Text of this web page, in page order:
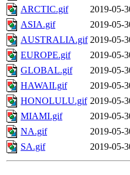
ARCTIC.gif
2019-05-
ASIA.gif
2019-05-
AUSTRALIA.gif 2019-05-
EUROPE.gif
2019-05-
GLOBAL.gif
2019-05-
HAWAII.gif
2019-05-
HONOLULU.gif 2019-05-
MIAMI.gif
2019-05-
NA.gif
2019-05-
SA.gif
2019-05-